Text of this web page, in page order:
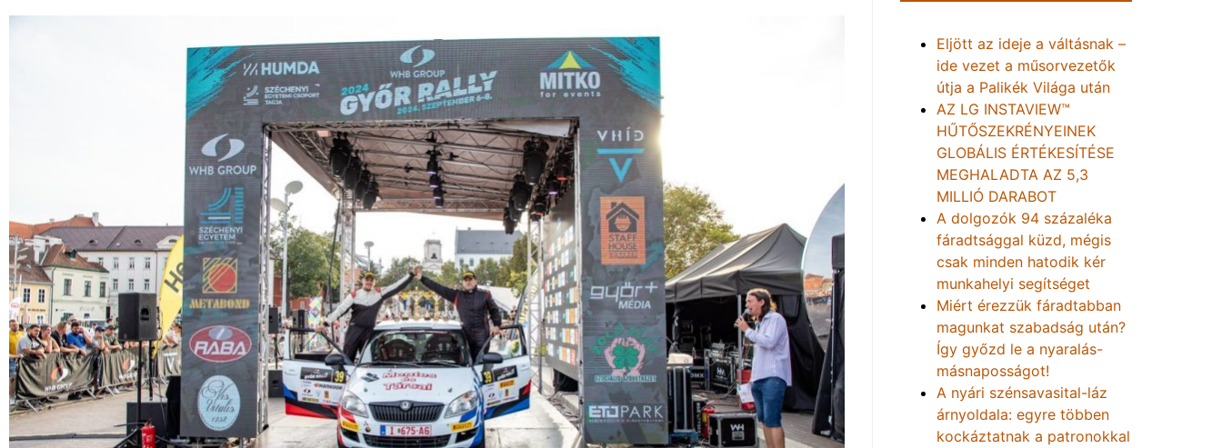
Eljött az ideje a váltásnak –
ide vezet a műsorvezetők
útja a Palikék Világa után
AZ LG INSTAVIEW™
HŰTŐSZEKRÉNYEINEK
GLOBÁLIS ÉRTÉKESÍTÉSE
MEGHALADTA AZ 5,3
MILLIÓ DARABOT
A dolgozók 94 százaléka
fáradtsággal küzd, mégis
csak minden hatodik kér
munkahelyi segítséget
Miért érezzük fáradtabban
magunkat szabadság után?
Így győzd le a nyaralás-
másnaposságot!
A nyári szénsavasital-láz
árnyoldala: egyre többen
kockáztatnak a patronokkal